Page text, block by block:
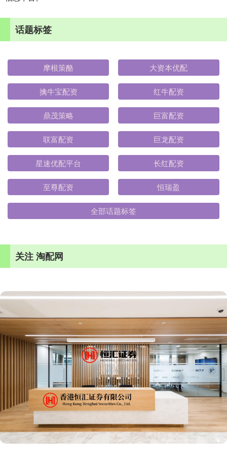
话题标签
摩根策酪 大资本优配
擒牛宝配资 红牛配资
鼎茂策略 巨富配资
联富配资 巨龙配资
星速优配平台 长红配资
至尊配资 恒瑞盈
全部话题标签
关注 淘配网